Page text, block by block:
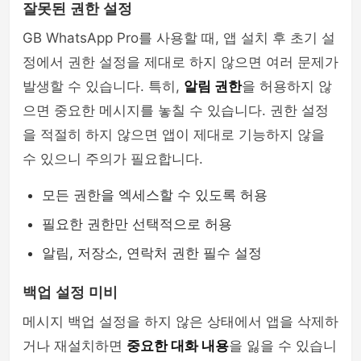
잘못된 권한 설정
GB WhatsApp Pro를 사용할 때, 앱 설치 후 초기 설
정에서 권한 설정을 제대로 하지 않으면 여러 문제가
발생할 수 있습니다. 특히, 알림 권한을 허용하지 않
으면 중요한 메시지를 놓칠 수 있습니다. 권한 설정
을 적절히 하지 않으면 앱이 제대로 기능하지 않을
수 있으니 주의가 필요합니다.
모든 권한을 엑세스할 수 있도록 허용
필요한 권한만 선택적으로 허용
알림, 저장소, 연락처 권한 필수 설정
백업 설정 미비
메시지 백업 설정을 하지 않은 상태에서 앱을 삭제하
거나 재설치하면 중요한 대화 내용을 잃을 수 있습니